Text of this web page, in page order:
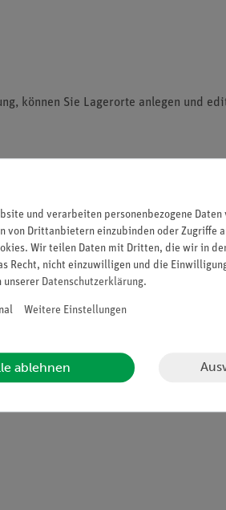
, können Sie Lagerorte anlegen und
! Sehen Sie alle Ihre
zeigt genau, welche Versuche
können Sie jeden Artikel per QR-
und verarbeiten personenbezogene Daten
von Drittanbietern einzubinden oder Zugriffe
Wir teilen Daten mit Dritten, die wir in
Recht, nicht einzuwilligen und die
unserer Daten­schutz­erklärung.
Weitere Einstellungen
ablehnen